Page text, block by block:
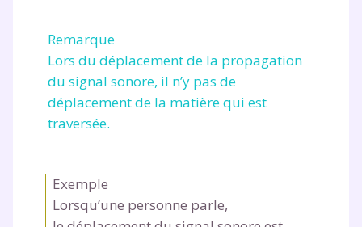
Remarque
Lors du déplacement de la propagation
du signal sonore, il n’y pas de
déplacement de la matière qui est
traversée.
Exemple
Lorsqu’une personne parle,